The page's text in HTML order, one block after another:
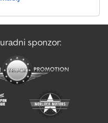
integrated into the frame
registration certificate
Certificate of Conformity) -
available at extra cost
can be found on our
please simply enter
Photos may show
and prior sale excepted.
sponzor: